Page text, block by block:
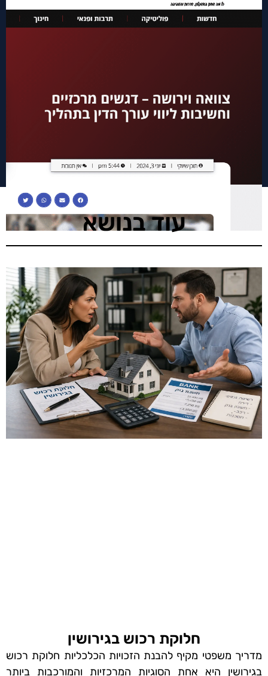
עוד בנושא
חלוקת רכוש בגירושין
מדריך משפטי מקיף להבנת הזכויות הכלכליות חלוקת רכוש
בגירושין היא אחת הסוגיות המרכזיות והמורכבות ביותר